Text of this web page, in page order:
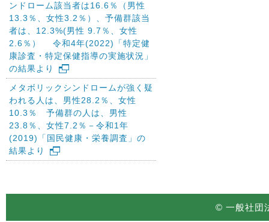
ンドローム該当者は16.6％（男性
13.3％、女性3.2％）、予備群該当
者は、12.3%(男性 9.7％、女性
2.6％） 令和4年(2022)「特定健
康診査・特定保健指導の実施状況」
の結果より
メタボリックシンドロームが強く疑
われる人は、男性28.2％、女性
10.3％ 予備群の人は、男性
23.8％、女性7.2％－令和1年
(2019)「国民健康・栄養調査」の
結果より
© 一般社団